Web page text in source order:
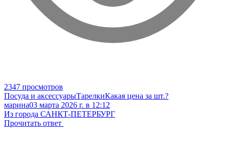
2347 просмотров
Посуда и аксессуарыТарелкиКакая цена за шт.?
марина03 марта 2026 г. в 12:12
Из города САНКТ-ПЕТЕРБУРГ
Прочитать ответ